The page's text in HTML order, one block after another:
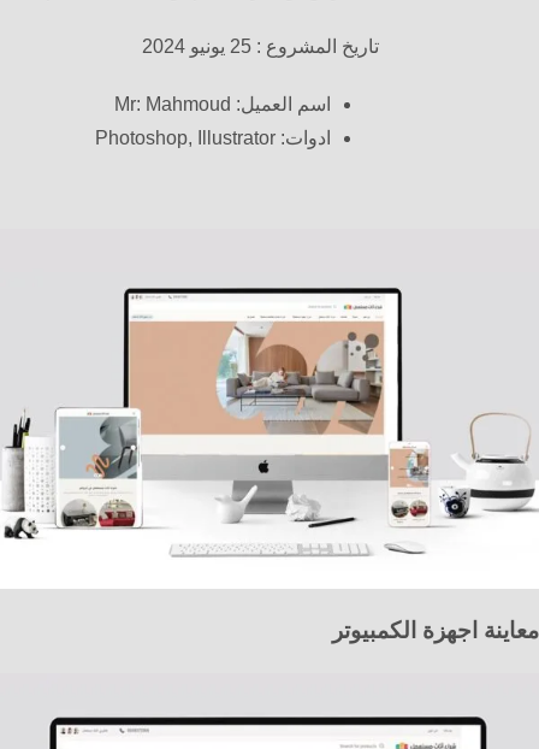
تاريخ المشروع : 25 يونيو 2024
اسم العميل: Mr: Mahmoud
ادوات: Photoshop, Illustrator
معاينة اجهزة الكمبيوتر